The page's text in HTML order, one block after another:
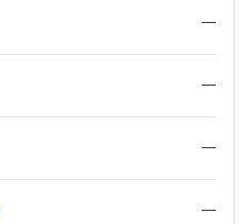
—
—
—
—